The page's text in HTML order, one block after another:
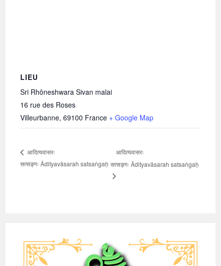
LIEU
Sri Rhôneshwara Sivan malai
16 rue des Roses
Villeurbanne, 69100 France + Google Map
आदित्यवासरः
सत्सङ्गः Ādityavāsarah satsaṅgaḥ
आदित्यवासरः
सत्सङ्गः Ādityavāsarah satsaṅgaḥ